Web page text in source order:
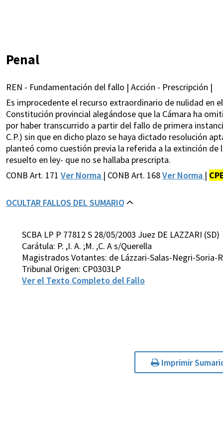
Penal
REN - Fundamentación del fallo | Acción - Prescripción |
Es improcedente el recurso extraordinario de nulidad en
Constitución provincial alegándose que la Cámara ha
por haber transcurrido a partir del fallo de primera
C.P.) sin que en dicho plazo se haya dictado resolución
planteó como cuestión previa la referida a la extinción
resuelto en ley- que no se hallaba prescripta.
CONB Art. 171 Ver Norma | CONB Art. 168Ver Norma |
OCULTAR FALLOS DEL SUMARIO
SCBA LP P 77812 S 28/05/2003 Juez DE LAZZARI (SD)
Carátula: P. ,I. A. ;M. ,C. A s/Querella
Magistrados Votantes: de Lázzari-Salas-Negri-Soria-
Tribunal Origen: CP0303LP
Ver el Texto Completo del Fallo
Imprimir